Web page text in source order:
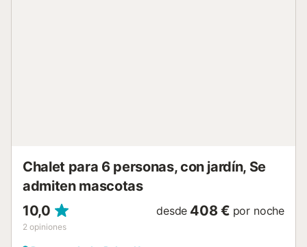
Chalet para 6 personas, con jardín, Se
admiten mascotas
10,0
2 opiniones
desde 408 € por noche